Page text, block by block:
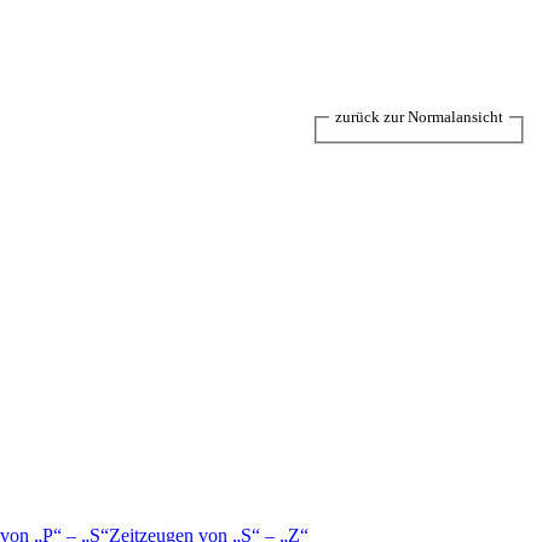
P – S Zeitzeugen von S – Z
zurück zur Normalansicht